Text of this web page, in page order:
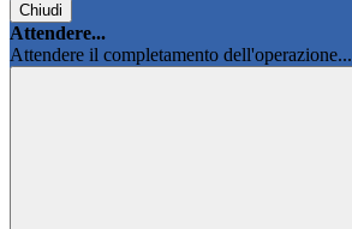
Chiudi
Attendere...
Attendere il completamento dell'operazione...